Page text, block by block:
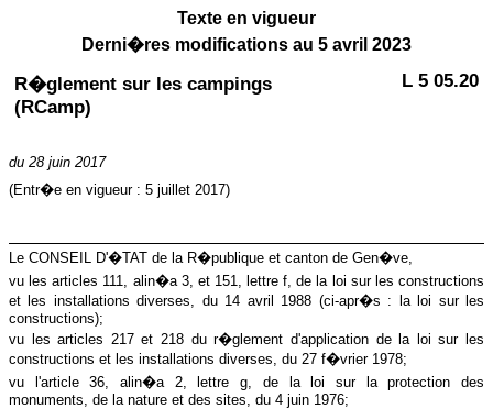
Texte en vigueur
Derni�res modifications au 5 avril 2023
R�glement sur les campings
(RCamp)
L 5 05.20
du 28 juin 2017
(Entr�e en vigueur : 5 juillet 2017)
Le CONSEIL D'�TAT de la R�publique et canton de Gen�ve,
vu les articles 111, alin�a 3, et 151, lettre f, de la loi sur les constructions
et les installations diverses, du 14 avril 1988 (ci-apr�s : la loi sur les
constructions);
vu les articles 217 et 218 du r�glement d'application de la loi sur les
constructions et les installations diverses, du 27 f�vrier 1978;
vu l'article 36, alin�a 2, lettre g, de la loi sur la protection des
monuments, de la nature et des sites, du 4 juin 1976;